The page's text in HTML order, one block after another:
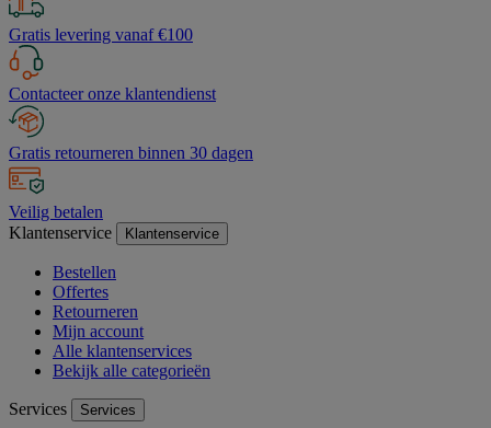
Gratis levering vanaf €100
Contacteer onze klantendienst
Gratis retourneren binnen 30 dagen
Veilig betalen
Klantenservice
Klantenservice
Bestellen
Offertes
Retourneren
Mijn account
Alle klantenservices
Bekijk alle categorieën
Services Services